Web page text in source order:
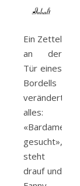
Ein Zettel
an der
Tür eines
Bordells
verändert
alles:
«Bardame
gesucht»,
steht
drauf und